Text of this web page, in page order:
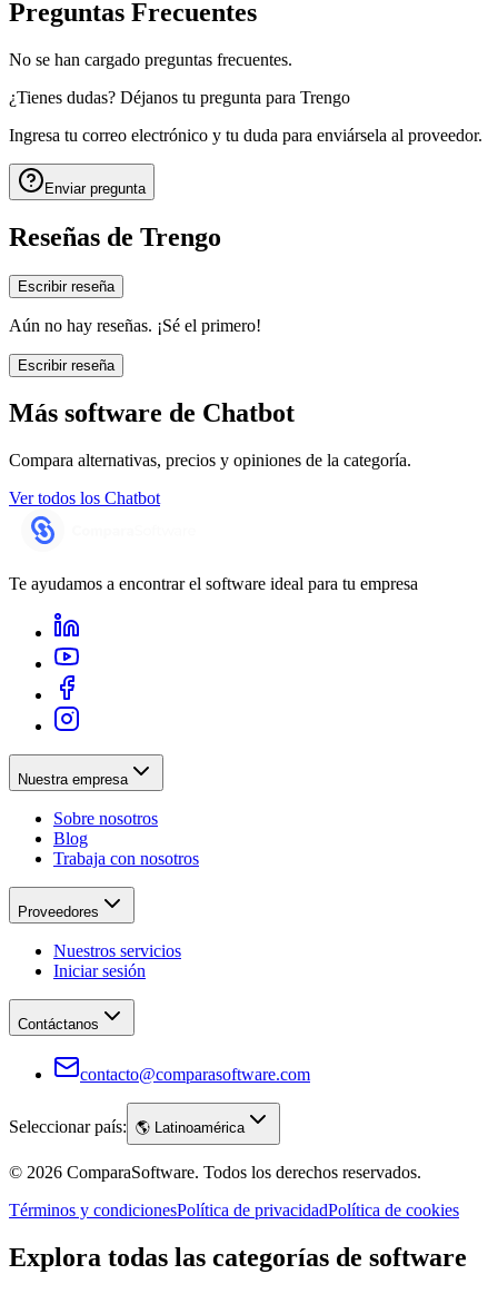
Preguntas Frecuentes
No se han cargado preguntas frecuentes.
¿Tienes dudas? Déjanos tu pregunta para Trengo
Ingresa tu correo electrónico y tu duda para enviársela al proveedor.
Enviar pregunta
Reseñas de Trengo
Escribir reseña
Aún no hay reseñas. ¡Sé el primero!
Escribir reseña
Más software de Chatbot
Compara alternativas, precios y opiniones de la categoría.
Ver todos los Chatbot
Te ayudamos a encontrar el software ideal para tu empresa
Nuestra empresa
Sobre nosotros
Blog
Trabaja con nosotros
Proveedores
Nuestros servicios
Iniciar sesión
Contáctanos
contacto@comparasoftware.com
Seleccionar país: 🌎 Latinoamérica
© 2026 ComparaSoftware. Todos los derechos reservados.
Términos y condicionesPolítica de privacidadPolítica de cookies
Explora todas las categorías de software